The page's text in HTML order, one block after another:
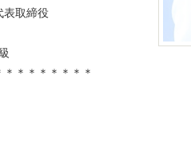
表取締役
＊＊＊＊＊＊＊